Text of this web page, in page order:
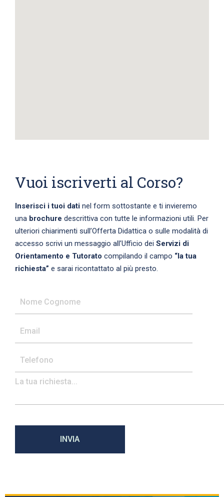
Vuoi iscriverti al Corso?
Inserisci i tuoi dati nel form sottostante e ti invieremo
una brochure descrittiva con tutte le informazioni utili. Per
ulteriori chiarimenti sull’Offerta Didattica o sulle modalità di
accesso scrivi un messaggio all’Ufficio dei Servizi di
Orientamento e Tutorato compilando il campo “la tua
richiesta” e sarai ricontattato al più presto.